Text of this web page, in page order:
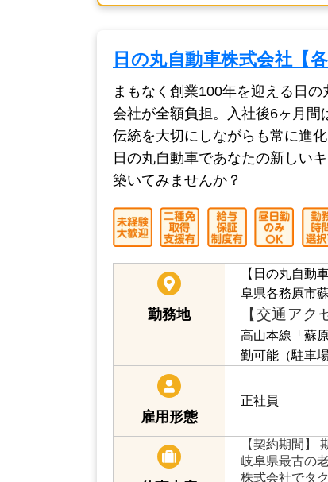
この求人を詳しく見る
日の丸自動車株式会社【
まもなく創業100年を迎える日の
会社が全額負担。入社後6ヶ月間
伝統を大切にしながらも常に進化
日の丸自動車であなたの新しい
築いてみませんか？
勤務地
【日の丸自動
阜県各務原市
【交通アク
勤可能（駐車場
雇用形態
正社員